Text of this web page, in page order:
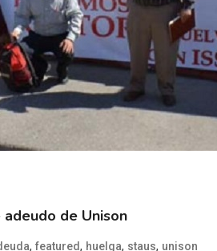
de Unison
, featured, huelga, staus, unison